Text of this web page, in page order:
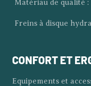
Matériau de qualité :
Freins à disque
CONFORT ET
Equipements et